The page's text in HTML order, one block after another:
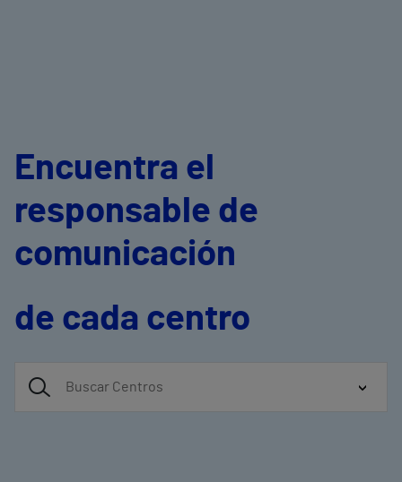
Encuentra el
responsable de
comunicación
de cada centro